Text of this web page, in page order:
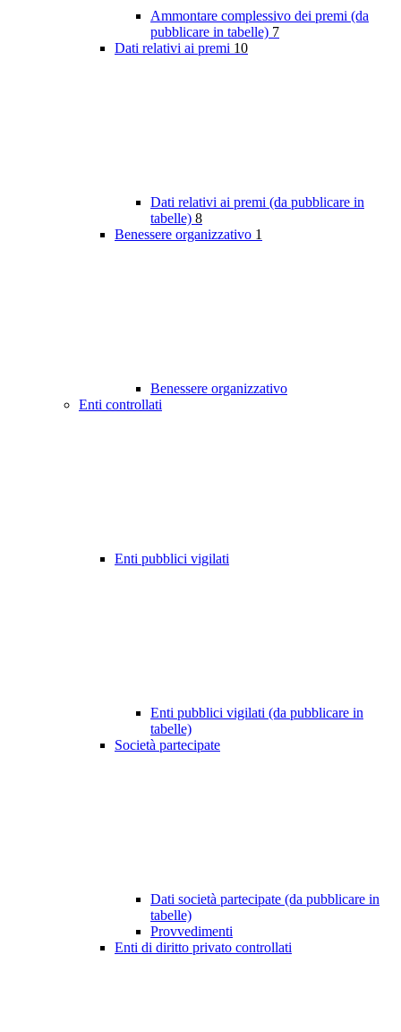
Ammontare complessivo dei premi (da
pubblicare in tabelle) 7
Dati relativi ai premi 10
Dati relativi ai premi (da pubblicare in
tabelle) 8
Benessere organizzativo 1
Benessere organizzativo
Enti controllati
Enti pubblici vigilati
Enti pubblici vigilati (da pubblicare in
tabelle)
Società partecipate
Dati società partecipate (da pubblicare in
tabelle)
Provvedimenti
Enti di diritto privato controllati